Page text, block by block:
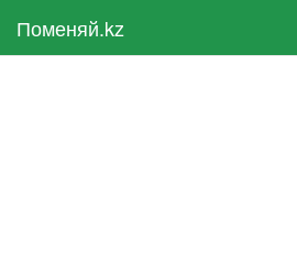
Поменяй.kz